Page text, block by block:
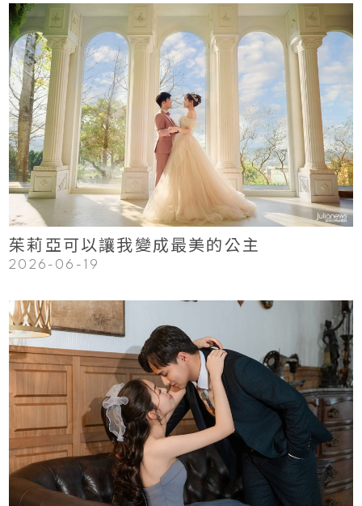
123
Read More
茱莉亞可以讓我變成最美的公主
2026-06-19
123
Read More